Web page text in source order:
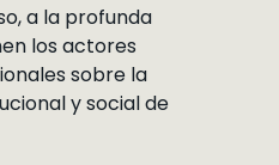
a la profunda
los actores
sobre la
y social de